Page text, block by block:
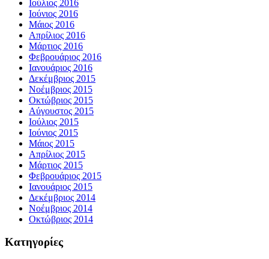
Ιούλιος 2016
Ιούνιος 2016
Μάιος 2016
Απρίλιος 2016
Μάρτιος 2016
Φεβρουάριος 2016
Ιανουάριος 2016
Δεκέμβριος 2015
Νοέμβριος 2015
Οκτώβριος 2015
Αύγουστος 2015
Ιούλιος 2015
Ιούνιος 2015
Μάιος 2015
Απρίλιος 2015
Μάρτιος 2015
Φεβρουάριος 2015
Ιανουάριος 2015
Δεκέμβριος 2014
Νοέμβριος 2014
Οκτώβριος 2014
Kατηγορίες